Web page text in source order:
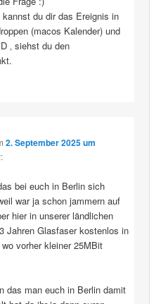
du dir das Ereignis in
(macos Kalender) und
‚ siehst du den
2. September 2025 um
:
bei euch in Berlin sich
war ja schon jammern auf
hier in unserer ländlichen
Jahren Glasfaser kostenlos in
vorher kleiner 25MBit
das man euch in Berlin damit